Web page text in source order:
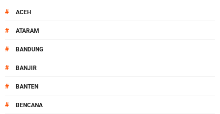
# ACEH
# ATARAM
# BANDUNG
# BANJIR
# BANTEN
# BENCANA